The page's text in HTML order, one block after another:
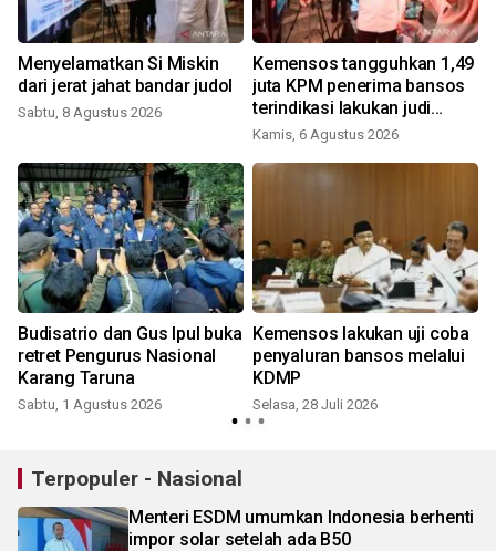
Menyelamatkan Si Miskin
dari jerat jahat bandar judol
Sabtu, 8 Agustus 2026
Kemensos tangguhkan 1,49
juta KPM penerima bansos
terindikasi lakukan judi
online
Kamis, 6 Agustus 2026
Budisatrio dan Gus Ipul buka
retret Pengurus Nasional
Karang Taruna
Sabtu, 1 Agustus 2026
Kemensos lakukan uji coba
penyaluran bansos melalui
KDMP
Selasa, 28 Juli 2026
Terpopuler - Nasional
Menteri ESDM umumkan Indonesia berhenti
impor solar setelah ada B50